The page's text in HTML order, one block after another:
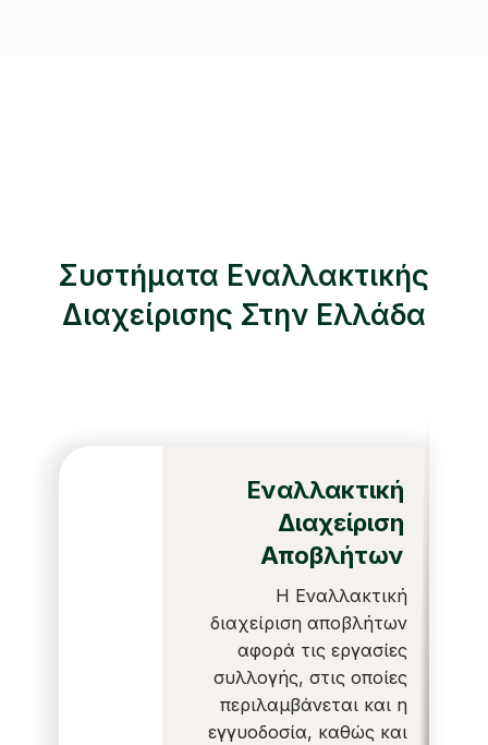
Συστήματα Εναλλακτικής
Διαχείρισης Στην Ελλάδα
Εναλλακτική
Διαχείριση
Αποβλήτων
Η Εναλλακτική
διαχείριση αποβλήτων
αφορά τις εργασίες
συλλογής, στις οποίες
περιλαμβάνεται και η
εγγυοδοσία, καθώς και